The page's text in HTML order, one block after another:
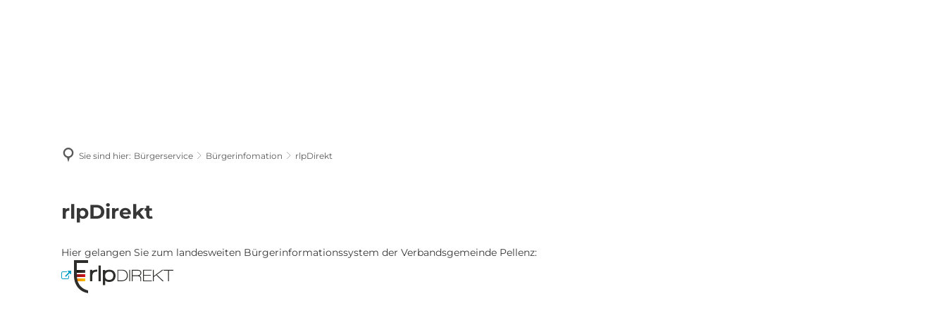
Sie sind hier: Bürgerservice Bürgerinfomation rlpDirekt
rlpDirektrlpDirekt
Hier gelangen Sie zum landesweiten Bürgerinformationssystem der Verbandsgemeinde Pellenz: